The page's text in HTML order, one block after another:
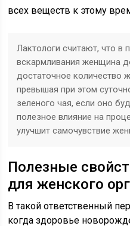
всех веществ к этому
Лактологи считают, что в
вскармливания женщина
достаточное количество
превышая при этом
зеленого чая, если оно
полезное влияние на
улучшит самочувствие
Полезные
для женского
В такой ответственный
когда здоровье